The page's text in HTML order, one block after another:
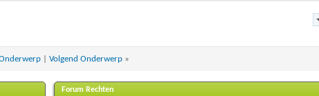
| Volgend Onderwerp »
Forum Rechten